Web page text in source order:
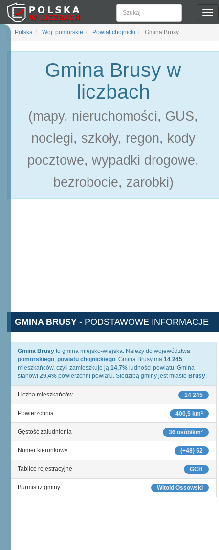
Polska Woj. pomorskie Powiat chojnicki Gmina Brusy
Gmina Brusy w
liczbach
(mapy, nieruchomości, GUS,
noclegi, szkoły, regon, kody
pocztowe, wypadki drogowe,
bezrobocie, zarobki)
GMINA BRUSY - PODSTAWOWE INFORMACJE
Gmina Brusy to gmina miejsko-wiejska. Należy do województwa
pomorskiego, powiatu chojnickiego. Gmina Brusy ma 14 245
mieszkańców, czyli zamieszkuje ją 14,7% ludności powiatu. Gmina
stanowi 29,4% powierzchni powiatu. Siedzibą gminy jest miasto Brusy.
14 245
Liczba mieszkańców
400,5 km²
Powierzchnia
36 osób/km²
Gęstość zaludnienia
(+48) 52
Numer kierunkowy
GCH
Tablice rejestracyjne
Witold Ossowski
Burmistrz gminy